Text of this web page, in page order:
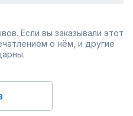
Если вы заказывали этот
о нём, и другие